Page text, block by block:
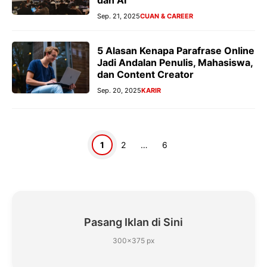
Sep. 21, 2025CUAN & CAREER
5 Alasan Kenapa Parafrase Online
Jadi Andalan Penulis, Mahasiswa,
dan Content Creator
Sep. 20, 2025KARIR
Halaman
1 Halaman
2 … Halaman
6
Pasang Iklan di Sini
300×375 px